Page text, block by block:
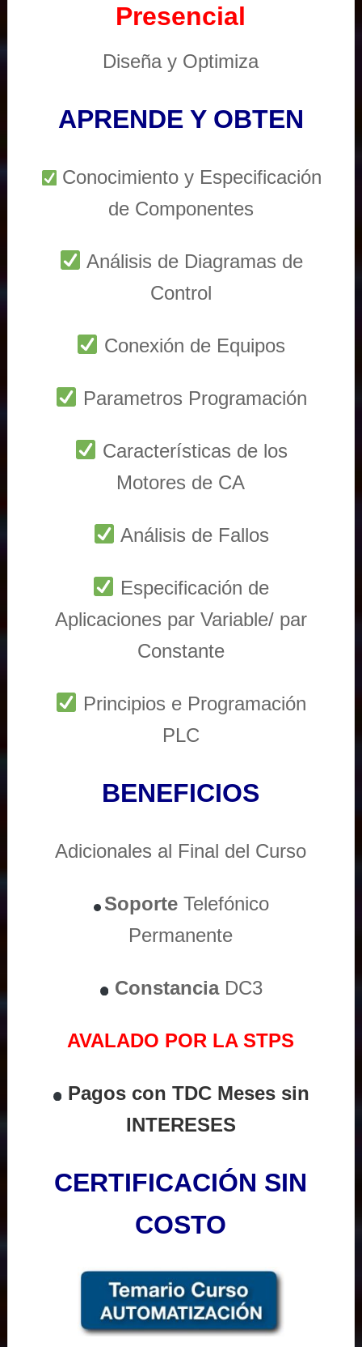
Presencial
Diseña y Optimiza
APRENDE Y OBTEN
Conocimiento y Especificación
de Componentes
Análisis de Diagramas de
Control
Conexión de Equipos
Parametros Programación
Características de los
Motores de CA
Análisis de Fallos
Especificación de
Aplicaciones par Variable/ par
Constante
Principios e Programación
PLC
BENEFICIOS
Adicionales al Final del Curso
Soporte Telefónico
Permanente
ConstanciaDC3
AVALADO POR LA STPS
Pagos con TDC Meses sin
INTERESES
CERTIFICACIÓN SIN
COSTO